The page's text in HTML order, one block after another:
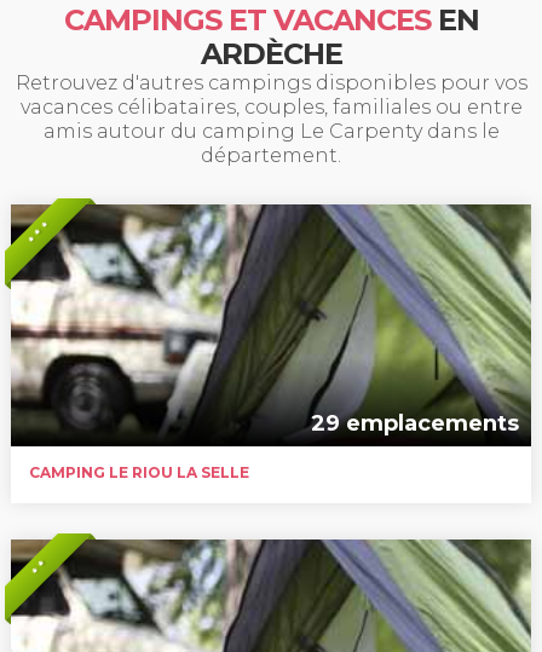
CAMPINGS ET VACANCESEN
ARDÈCHE
Retrouvez d'autres campings disponibles pour vos
vacances célibataires, couples, familiales ou entre
amis autour du camping Le Carpenty dans le
département.
* * *
29 emplacements
CAMPING LE RIOU LA SELLE
* *